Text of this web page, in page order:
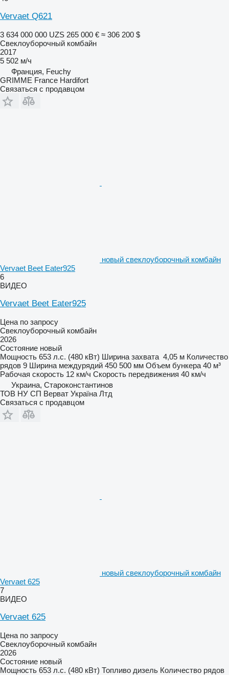
Vervaet Q621
3 634 000 000 UZS 265 000 € ≈ 306 200 $
Свеклоуборочный комбайн
2017
5 502 м/ч
Франция, Feuchy
GRIMME France Hardifort
Связаться с продавцом
новый свеклоуборочный комбайн
Vervaet Beet Eater925
6
ВИДЕО
Vervaet Beet Eater925
Цена по запросу
Свеклоуборочный комбайн
2026
Состояние новый
Мощность 653 л.с. (480 кВт) Ширина захвата 4,05 м Количество
рядов 9 Ширина междурядий 450 500 мм Объем бункера 40 м³
Рабочая скорость 12 км/ч Скорость передвижения 40 км/ч
Украина, Староконстантинов
ТОВ НУ СП Верват Україна Лтд
Связаться с продавцом
новый свеклоуборочный комбайн
Vervaet 625
7
ВИДЕО
Vervaet 625
Цена по запросу
Свеклоуборочный комбайн
2026
Состояние новый
Мощность 653 л.с. (480 кВт) Топливо дизель Количество рядов